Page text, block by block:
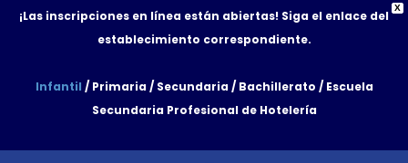
X
¡Las inscripciones en línea están abiertas! Siga el enlace del
establecimiento correspondiente.
Infantil / Primaria/ Secundaria/ Bachillerato / Escuela
Secundaria Profesional de Hotelería